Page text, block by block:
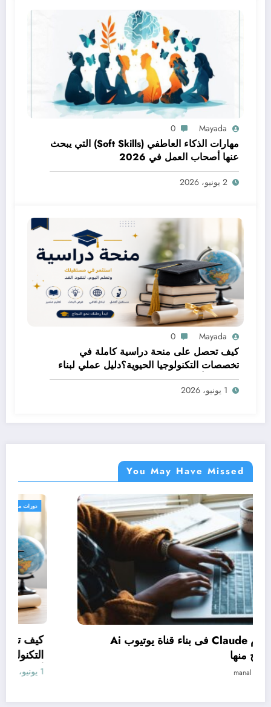
Mayada
0
مهارات الذكاء العاطفي (Soft Skills) التي يبحث
عنها أصحاب العمل في 2026
2 يونيو، 2026
Mayada
0
كيف تحصل على منحة دراسية كاملة في
تخصصات التكنولوجيا الحيوية؟دليل عملي لبناء
مستقبل أكاديمي مميز
1 يونيو، 2026
You May Have Missed
دورات مجانية
وتحقيق الربح منها
1 يونيو، 2026